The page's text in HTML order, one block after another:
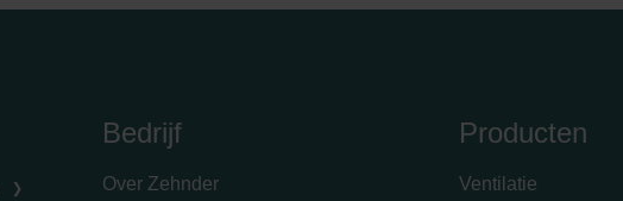
Bedrijf
Over Zehnder
Producten
Ventilatie